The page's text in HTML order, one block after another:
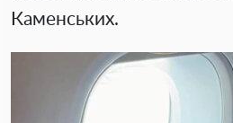
Каменських.